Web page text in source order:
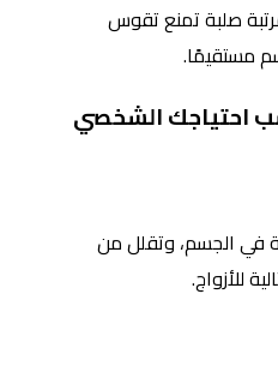
صلبة تمنع تقوس
مستقيمًا.
احتياجك الشخصي
في الجسم، وتقلل من
للأزواج.